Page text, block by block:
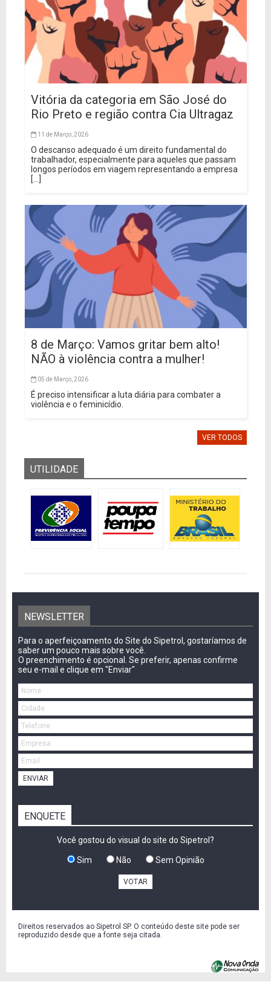
Vitória da categoria em São José do
Rio Preto e região contra Cia Ultragaz
11 de Março, 2026
O descanso adequado é um direito fundamental do
trabalhador, especialmente para aqueles que passam
longos períodos em viagem representando a empresa
[...]
8 de Março: Vamos gritar bem alto!
NÃO à violência contra a mulher!
05 de Março, 2026
É preciso intensificar a luta diária para combater a
violência e o feminicídio.
VER TODOS
UTILIDADE
NEWSLETTER
Para o aperfeiçoamento do Site do Sipetrol, gostaríamos de
saber um pouco mais sobre você.
O preenchimento é opcional. Se preferir, apenas confirme
seu e-mail e clique em "Enviar"
ENVIAR
ENQUETE
Você gostou do visual do site do Sipetrol?
Sim Não Sem Opinião
VOTAR
Direitos reservados ao Sipetrol SP. O conteúdo deste site pode ser
reproduzido desde que a fonte seja citada.